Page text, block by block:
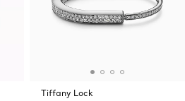
Tiffany Lock